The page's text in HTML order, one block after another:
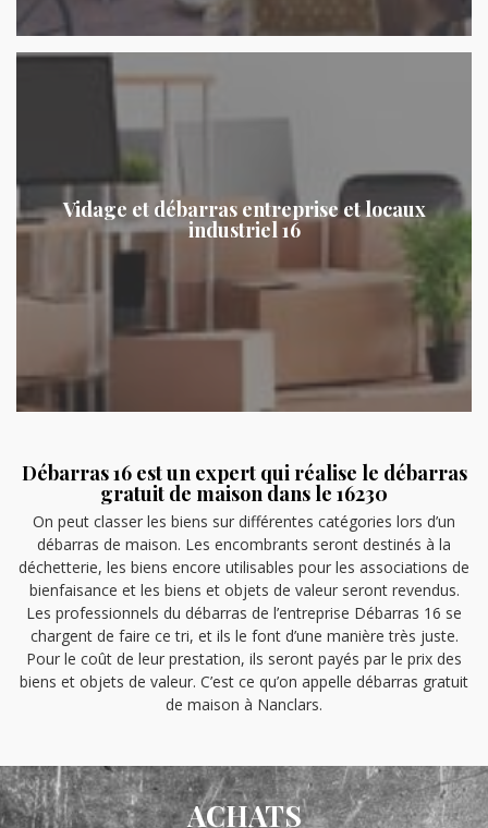
Vidage et débarras entreprise et locaux
industriel 16
Débarras 16 est un expert qui réalise le débarras
gratuit de maison dans le 16230
On peut classer les biens sur différentes catégories lors d’un
débarras de maison. Les encombrants seront destinés à la
déchetterie, les biens encore utilisables pour les associations de
bienfaisance et les biens et objets de valeur seront revendus.
Les professionnels du débarras de l’entreprise Débarras 16 se
chargent de faire ce tri, et ils le font d’une manière très juste.
Pour le coût de leur prestation, ils seront payés par le prix des
biens et objets de valeur. C’est ce qu’on appelle débarras gratuit
de maison à Nanclars.
ACHATS